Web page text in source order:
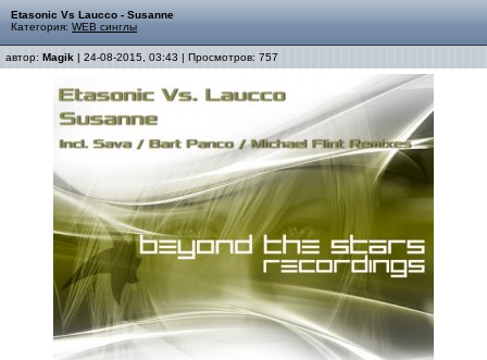
Etasonic Vs Laucco - Susanne
Категория: WEB синглы
автор: Magik | 24-08-2015, 03:43 | Просмотров: 757